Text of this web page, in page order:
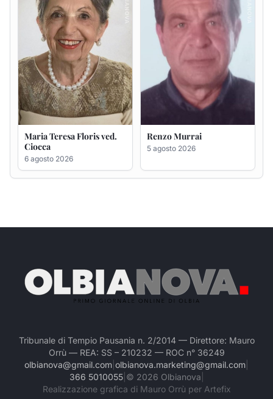
Tribunale di Tempio Pausania n. 2/2014 — Direttore: Mauro
Orrù — REA: SS – 210232 — ROC n° 36249
olbianova@gmail.com olbianova.marketing@gmail.com
366 5010055| © 2026 Olbianova
Realizzazione grafica di Mauro Orrù per Artefix